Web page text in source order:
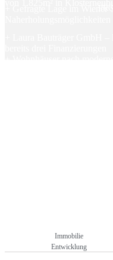
Immobilie
Entwicklung